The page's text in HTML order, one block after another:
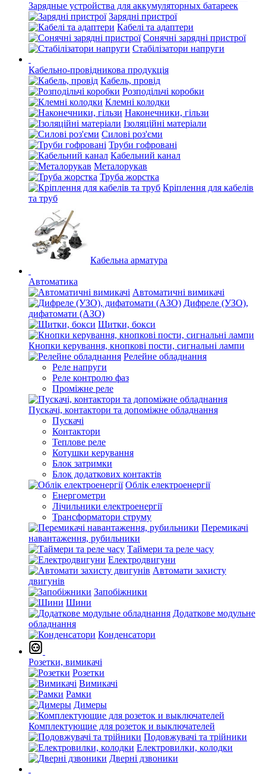
Зарядные устройства для аккумуляторных батареек
Зарядні пристрої
Кабелі та адаптери
Сонячні зарядні пристрої
Стабілізатори напруги
Кабельно-провідникова продукція
Кабель, провід
Розподільчі коробки
Клемні колодки
Наконечники, гільзи
Ізоляційні матеріали
Силові роз'єми
Труби гофровані
Кабельний канал
Металорукав
Труба жорстка
Кріплення для кабелів
та труб
Кабельна арматура
Автоматика
Автоматичні вимикачі
Дифреле (УЗО),
дифатомати (АЗО)
Щитки, бокси
Кнопки керування, кнопкові пости, сигнальні лампи
Релейне обладнання
Реле напруги
Реле контролю фаз
Проміжне реле
Пускачі, контактори та допоміжне обладнання
Пускачі
Контактори
Теплове реле
Котушки керування
Блок затримки
Блок додаткових контактів
Облік електроенергії
Енергометри
Лічильники електроенергії
Трансформатори струму
Перемикачі
навантаження, рубильники
Таймери та реле часу
Електродвигуни
Автомати захисту
двигунів
Запобіжники
Шини
Додаткове модульне
обладнання
Конденсатори
Розетки, вимикачі
Розетки
Вимикачі
Рамки
Димеры
Комплектующие для розеток и выключателей
Подовжувачі та трійники
Електровилки, колодки
Дверні дзвоники